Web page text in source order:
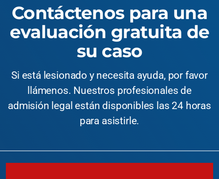
Contáctenos para una
evaluación gratuita de
su caso
Si está lesionado y necesita ayuda, por favor
llámenos. Nuestros profesionales de
admisión legal están disponibles las 24 horas
para asistirle.